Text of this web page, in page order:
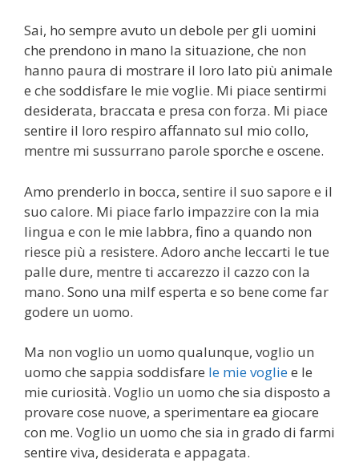
Sai, ho sempre avuto un debole per gli uomini
che prendono in mano la situazione, che non
hanno paura di mostrare il loro lato più animale
e che soddisfare le mie voglie. Mi piace sentirmi
desiderata, braccata e presa con forza. Mi piace
sentire il loro respiro affannato sul mio collo,
mentre mi sussurrano parole sporche e oscene.
Amo prenderlo in bocca, sentire il suo sapore e il
suo calore. Mi piace farlo impazzire con la mia
lingua e con le mie labbra, fino a quando non
riesce più a resistere. Adoro anche leccarti le tue
palle dure, mentre ti accarezzo il cazzo con la
mano. Sono una milf esperta e so bene come far
godere un uomo.
Ma non voglio un uomo qualunque, voglio un
uomo che sappia soddisfare le mie vogliee le
mie curiosità. Voglio un uomo che sia disposto a
provare cose nuove, a sperimentare ea giocare
con me. Voglio un uomo che sia in grado di farmi
sentire viva, desiderata e appagata.